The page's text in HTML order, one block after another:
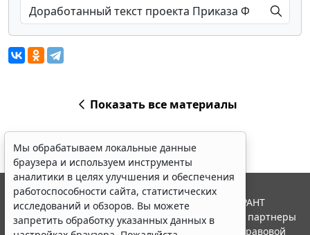
Показать все материалы
Мы обрабатываем локальные данные
браузера и используем инструменты
аналитики в целях улучшения и обеспечения
работоспособности сайта, статистических
исследований и обзоров. Вы можете
запретить обработку указанных данных в
© ООО "НПП "ГАРАНТ-СЕРВИС", 2026. Система ГАРАНТ
выпускается с 1990 года. Компания "Гарант" и ее партнеры
являются участниками Российской ассоциации правовой